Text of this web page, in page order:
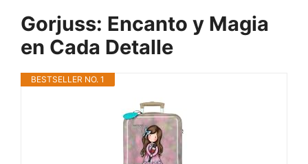
Gorjuss: Encanto y Magia
en Cada Detalle
BESTSELLER NO. 1